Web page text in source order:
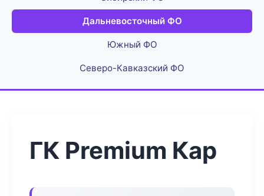
Дальневосточный ФО
Южный ФО
Северо-Кавказский ФО
ГК Premium Кар